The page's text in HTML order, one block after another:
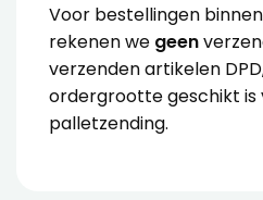
Voor bestellingen
rekenen we geen
verzenden artikelen
ordergrootte geschikt is
palletzending.